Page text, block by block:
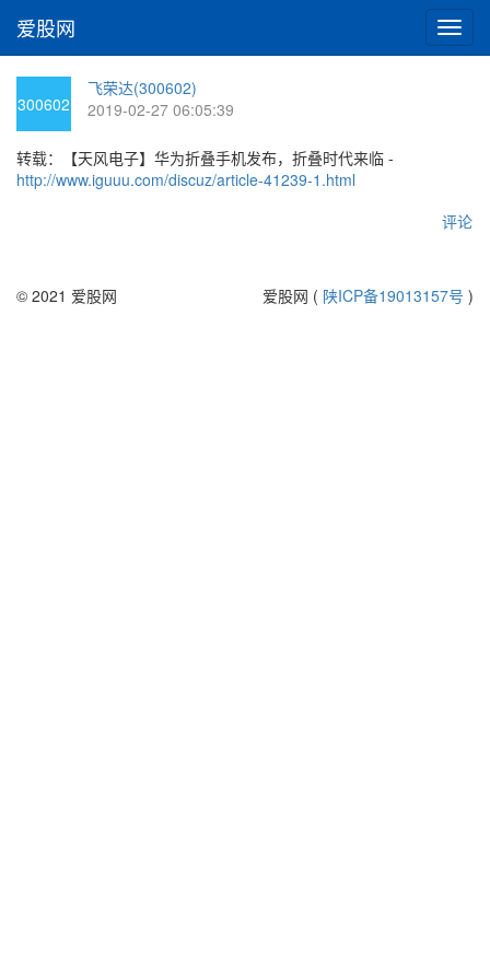
切
换
爱股网
300602
飞荣达(300602)
2019-02-27 06:05:39
转载：【天风电子】华为折叠手机发布，折叠时代来临 -
http://www.iguuu.com/discuz/article-41239-1.html
评论
© 2021 爱股网 爱股网 ( 陕ICP备19013157号 )